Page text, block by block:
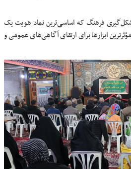
فرهنگ که اساسی‌ترین نماد هویت یک
ابزارها برای ارتقای آگاهی‌های عمومی و